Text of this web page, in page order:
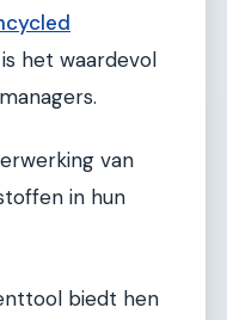
het waardevol
van
in hun
biedt hen